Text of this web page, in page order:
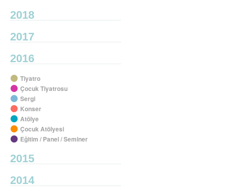
2018
2017
2016
Tiyatro
Çocuk Tiyatrosu
Sergi
Konser
Atölye
Çocuk Atölyesi
Eğitim / Panel / Seminer
2015
2014